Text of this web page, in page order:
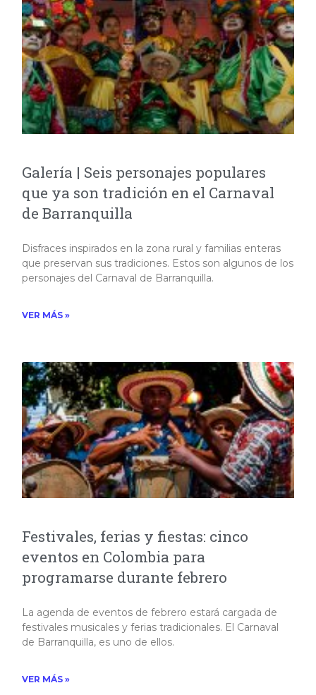
Galería | Seis personajes populares
que ya son tradición en el Carnaval
de Barranquilla
Disfraces inspirados en la zona rural y familias enteras
que preservan sus tradiciones. Estos son algunos de los
personajes del Carnaval de Barranquilla. ​
VER MÁS »
Festivales, ferias y fiestas: cinco
eventos en Colombia para
programarse durante febrero
La agenda de eventos de febrero estará cargada de
festivales musicales y ferias tradicionales. El Carnaval
de Barranquilla, es uno de ellos.
VER MÁS »